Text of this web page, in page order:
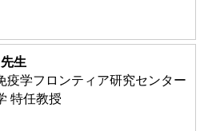
生
疫学フロンティア研究センター
特任教授